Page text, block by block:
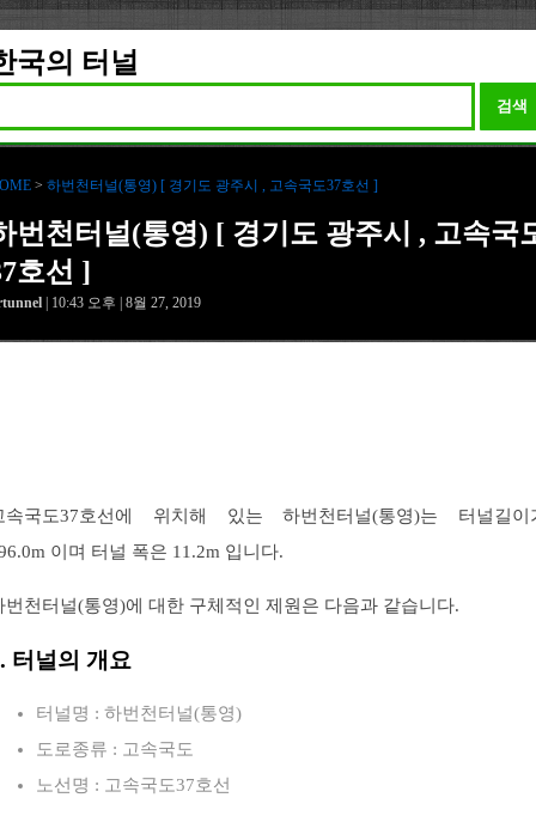
국의 터널
검색
> 하번천터널(통영) [ 경기도 광주시 , 고속국도37호선 ]
번천터널(통영) [ 경기도 광주시 , 고속국
호선 ]
| 10:43 오후 | 8월 27, 2019
속국도37호선에 위치해 있는 하번천터널(통영)는 터널길이
이며 터널 폭은 11.2m 입니다.
번천터널(통영)에 대한 구체적인 제원은 다음과 같습니다.
터널의 개요
터널명 : 하번천터널(통영)
도로종류 : 고속국도
노선명 : 고속국도37호선